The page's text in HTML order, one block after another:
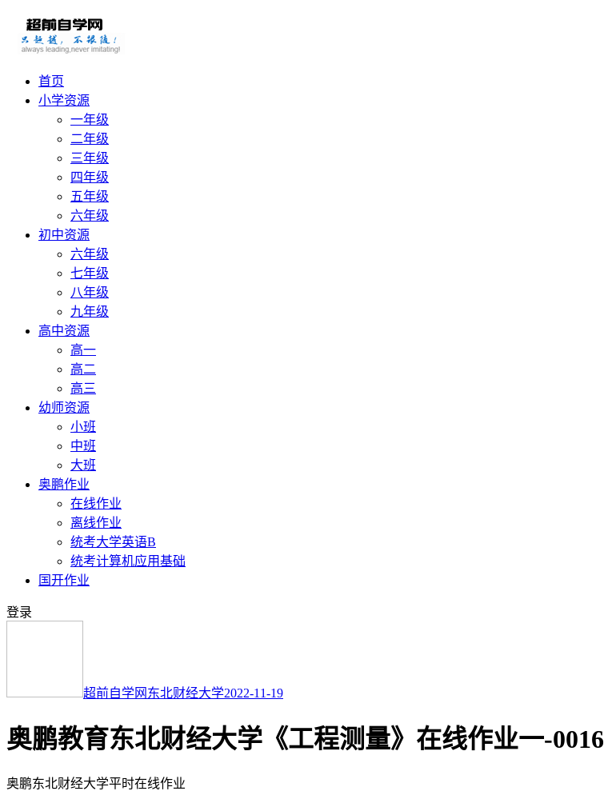
首页
小学资源
一年级
二年级
三年级
四年级
五年级
六年级
初中资源
六年级
七年级
八年级
九年级
高中资源
高一
高二
高三
幼师资源
小班
中班
大班
奥鹏作业
在线作业
离线作业
统考大学英语B
统考计算机应用基础
国开作业
登录
超前自学网 东北财经大学2022-11-19
奥鹏教育东北财经大学《工程测量》在线作业一-0016
奥鹏东北财经大学平时在线作业